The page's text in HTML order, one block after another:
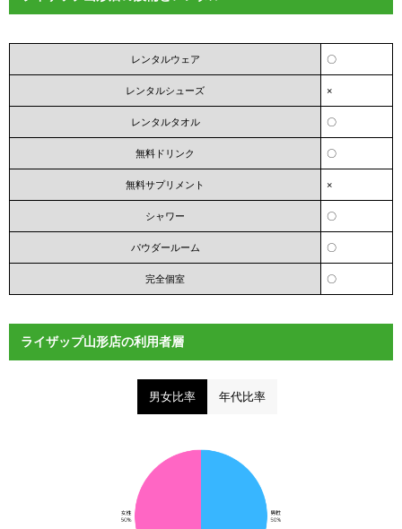
レンタルウェア 〇
レンタルシューズ ×
レンタルタオル 〇
無料ドリンク 〇
無料サプリメント ×
シャワー 〇
パウダールーム 〇
完全個室 〇
ライザップ山形店の利用者層
男女比率 年代比率